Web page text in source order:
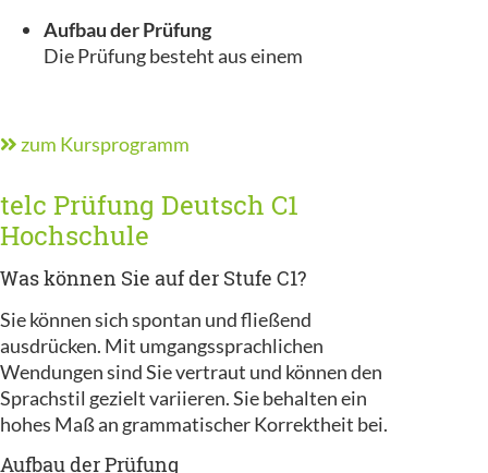
Aufbau der Prüfung
Die Prüfung besteht aus einem
zum Kursprogramm
telc Prüfung Deutsch C1
Hochschule
Was können Sie auf der Stufe C1?
Sie können sich spontan und fließend
ausdrücken. Mit umgangssprachlichen
Wendungen sind Sie vertraut und können den
Sprachstil gezielt variieren. Sie behalten ein
hohes Maß an grammatischer Korrektheit bei.
Aufbau der Prüfung